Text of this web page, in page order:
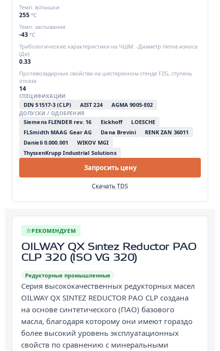
Темп. вспышки
255 °C
Темп. застывания
-43 °C
Трибологические характеристики на ЧШМ: -Диаметр пятна износа
(Ди)
0.33
Противозадирные свойства на шестеренном стенде FZG, ступень
отказа
14
СПЕЦИФИКАЦИИ
DIN 51517-3 (CLP) AIST 224 AGMA 9005-E02
ДОПУСКИ / ОДОБРЕНИЯ
Siemens FLENDER rev. 16 Eickhoff
LOESCHE
FLSmidth MAAG Gear AG
Dana Brevini
RENK ZAN 36011
Danieli 0.000.001
WIKOV MGI
ThyssenKrupp Industrial Solutions
Запросить цену
Скачать TDS
РЕКОМЕНДУЕМ
OILWAY QX Sintez Reductor PAO
CLP 320 (ISO VG 320)
Редукторные промышленные
Серия высококачественных редукторных масел
OILWAY QX SINTEZ REDUCTOR PАО СLP создана
на основе синтетического (ПАО) базового
масла, благодаря которому они имеют гораздо
более высокий уровень эксплуатационных
свойств по сравнению с минеральными